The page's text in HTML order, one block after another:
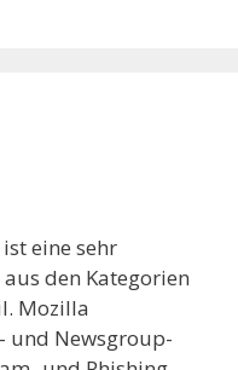
eine sehr
den Kategorien
Mozilla
und Newsgroup-